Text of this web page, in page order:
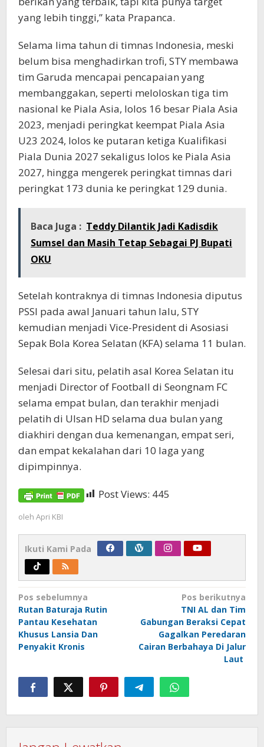
yang lebih tinggi,” kata Prapanca.
Selama lima tahun di timnas Indonesia, meski
belum bisa menghadirkan trofi, STY membawa
tim Garuda mencapai pencapaian yang
membanggakan, seperti meloloskan tiga tim
nasional ke Piala Asia, lolos 16 besar Piala Asia
2023, menjadi peringkat keempat Piala Asia
U23 2024, lolos ke putaran ketiga Kualifikasi
Piala Dunia 2027 sekaligus lolos ke Piala Asia
2027, hingga mengerek peringkat timnas dari
peringkat 173 dunia ke peringkat 129 dunia.
Baca Juga : Teddy Dilantik Jadi Kadisdik
Sumsel dan Masih Tetap Sebagai PJ Bupati
OKU
Setelah kontraknya di timnas Indonesia diputus
PSSI pada awal Januari tahun lalu, STY
kemudian menjadi Vice-President di Asosiasi
Sepak Bola Korea Selatan (KFA) selama 11 bulan.
Selesai dari situ, pelatih asal Korea Selatan itu
menjadi Director of Football di Seongnam FC
selama empat bulan, dan terakhir menjadi
pelatih di Ulsan HD selama dua bulan yang
diakhiri dengan dua kemenangan, empat seri,
dan empat kekalahan dari 10 laga yang
dipimpinnya.
Post Views: 445
oleh Apri KBI
Ikuti Kami Pada
Navigasi
pos
Pos sebelumnya
Rutan Baturaja Rutin
Pantau Kesehatan
Khusus Lansia Dan
Penyakit Kronis
Pos berikutnya
TNI AL dan Tim
Gabungan Beraksi Cepat
Gagalkan Peredaran
Cairan Berbahaya Di Jalur
Laut